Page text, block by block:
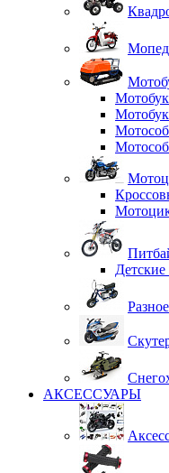
Разное
АКСЕССУАРЫ